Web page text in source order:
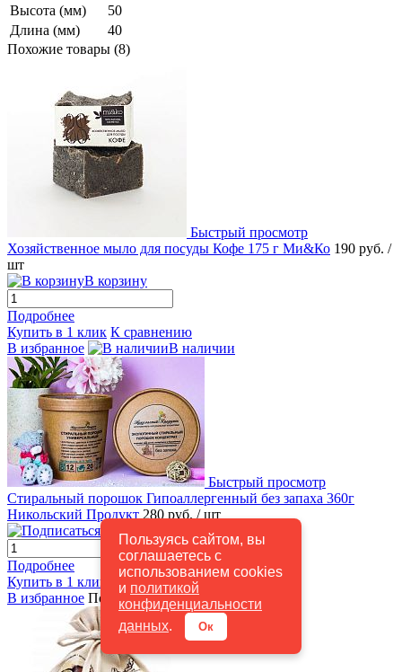
Пользуясь сайтом, вы
соглашаетесь с
использованием cookies
и политикой
конфиденциальности
данных. Ок
Высота (мм)
50
Длина (мм)
40
Похожие товары (8)
Быстрый просмотр
Хозяйственное мыло для посуды Кофе 175 г Ми&Ко 190 руб. /
шт
В корзину
Подробнее
Купить в 1 клик К сравнению
В избранное
В наличии
Быстрый просмотр
Стиральный порошок Гипоаллергенный без запаха 360г
Никольский Продукт 280 руб. / шт
Подписаться
Подробнее
Купить в 1 клик
К сравнению
В избранное Под заказ